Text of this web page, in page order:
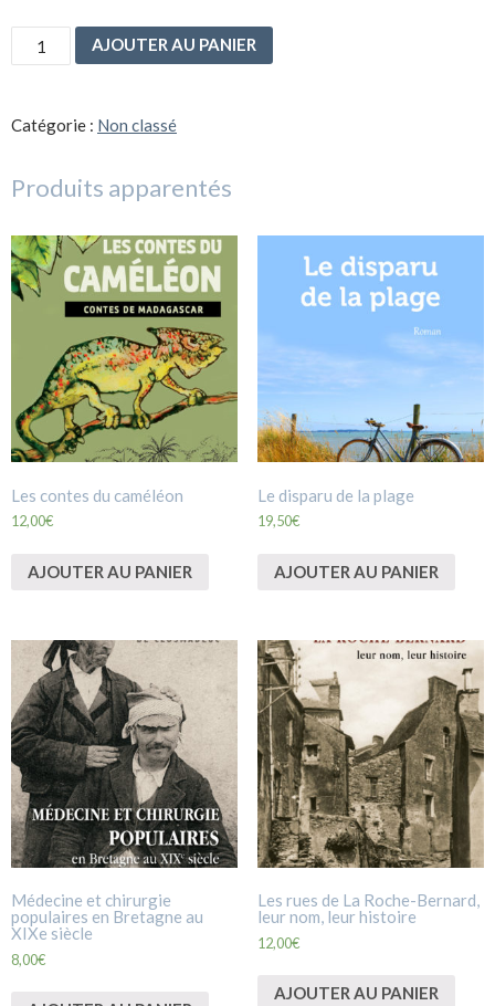
Sophie
Guillemin
Olivier
Cousin
AJOUTER AU PANIER
Catégorie : Non classé
Produits apparentés
Les contes du caméléon
12,00€
AJOUTER AU PANIER
Le disparu de la plage
19,50€
AJOUTER AU PANIER
Médecine et chirurgie
populaires en Bretagne au
XIXe siècle
8,00€
Les rues de La Roche-Bernard,
leur nom, leur histoire
12,00€
AJOUTER AU PANIER